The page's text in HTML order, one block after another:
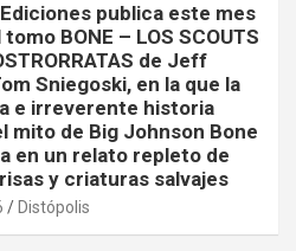
publica este mes
BONE – LOS SCOUTS
de Jeff
Sniegoski, en la que la
e irreverente historia
mito de Big Johnson Bone
en un relato repleto de
y criaturas salvajes
Distópolis